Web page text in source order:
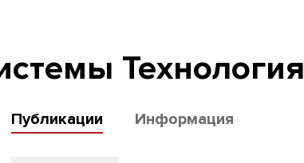
Технология
Публикации Информация